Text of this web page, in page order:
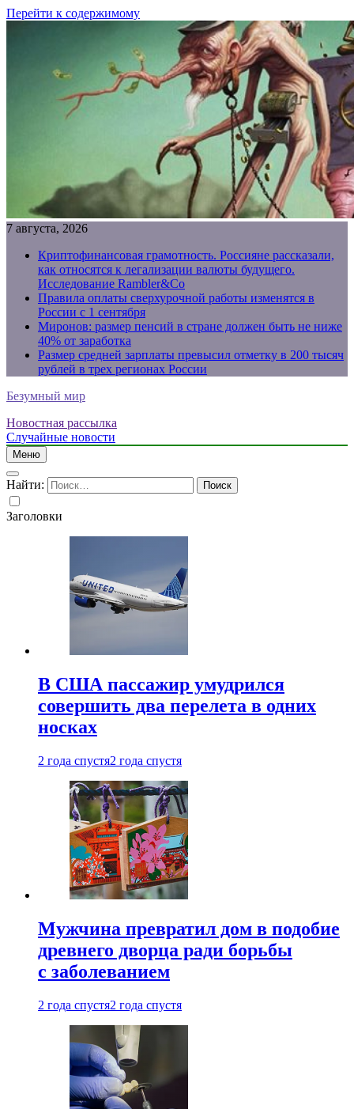
Перейти к содержимому
7 августа, 2026
Криптофинансовая грамотность. Россияне рассказали,
как относятся к легализации валюты будущего.
Исследование Rambler&Co
Правила оплаты сверхурочной работы изменятся в
России с 1 сентября
Миронов: размер пенсий в стране должен быть не ниже
40% от заработка
Размер средней зарплаты превысил отметку в 200 тысяч
рублей в трех регионах России
Безумный мир
Новостная рассылка
Случайные новости
Меню
Найти:
Заголовки
В США пассажир умудрился
совершить два перелета в одних
носках
2 года спустя2 года спустя
Мужчина превратил дом в подобие
древнего дворца ради борьбы
с заболеванием
2 года спустя2 года спустя